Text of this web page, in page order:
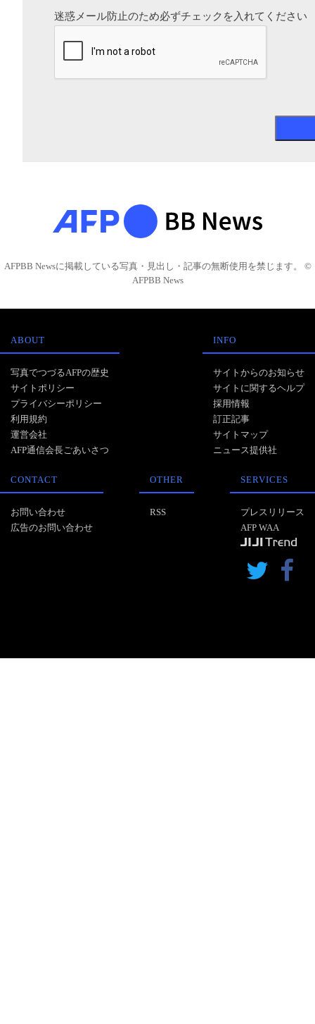
迷惑メール防止のため必ずチェックを入れてください
AFPBB Newsに掲載している写真・見出し・記事の無断使用を禁じます。 ©
AFPBB News
ABOUT
写真でつづるAFPの歴史
サイトポリシー
プライバシーポリシー
利用規約
運営会社
AFP通信会長ごあいさつ
INFO
サイトからのお知らせ
サイトに関するヘルプ
採用情報
訂正記事
サイトマップ
ニュース提供社
CONTACT
お問い合わせ
広告のお問い合わせ
OTHER
RSS
SERVICES
プレスリリース
AFP WAA